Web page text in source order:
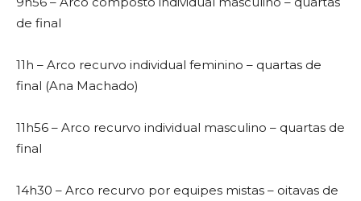
de final
11h – Arco recurvo individual feminino – quartas de
final (Ana Machado)
11h56 – Arco recurvo individual masculino – quartas de
final
14h30 – Arco recurvo por equipes mistas – oitavas de